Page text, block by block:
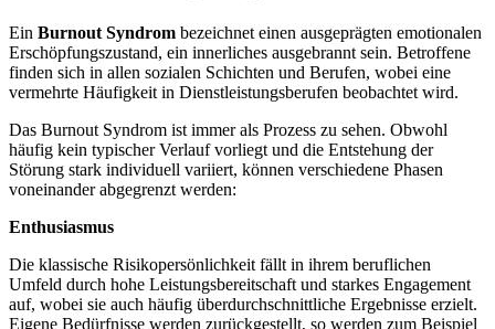
Ein Burnout Syndrom bezeichnet einen ausgeprägten emotionalen
Erschöpfungszustand, ein innerliches ausgebrannt sein. Betroffene
finden sich in allen sozialen Schichten und Berufen, wobei eine
vermehrte Häufigkeit in Dienstleistungsberufen beobachtet wird.
Das Burnout Syndrom ist immer als Prozess zu sehen. Obwohl
häufig kein typischer Verlauf vorliegt und die Entstehung der
Störung stark individuell variiert, können verschiedene Phasen
voneinander abgegrenzt werden:
Enthusiasmus
Die klassische Risikopersönlichkeit fällt in ihrem beruflichen
Umfeld durch hohe Leistungsbereitschaft und starkes Engagement
auf, wobei sie auch häufig überdurchschnittliche Ergebnisse erzielt.
Eigene Bedürfnisse werden zurückgestellt, so werden zum Beispiel